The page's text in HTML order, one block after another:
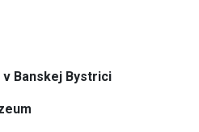
Banskej Bystrici